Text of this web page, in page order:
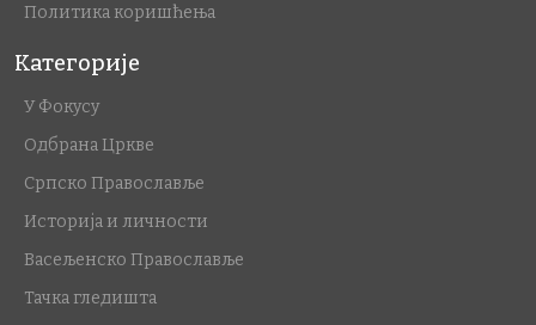
Политика коришћења
Категорије
У Фокусу
Одбрана Цркве
Српско Православље
Историја и личности
Васељенско Православље
Тачка гледишта